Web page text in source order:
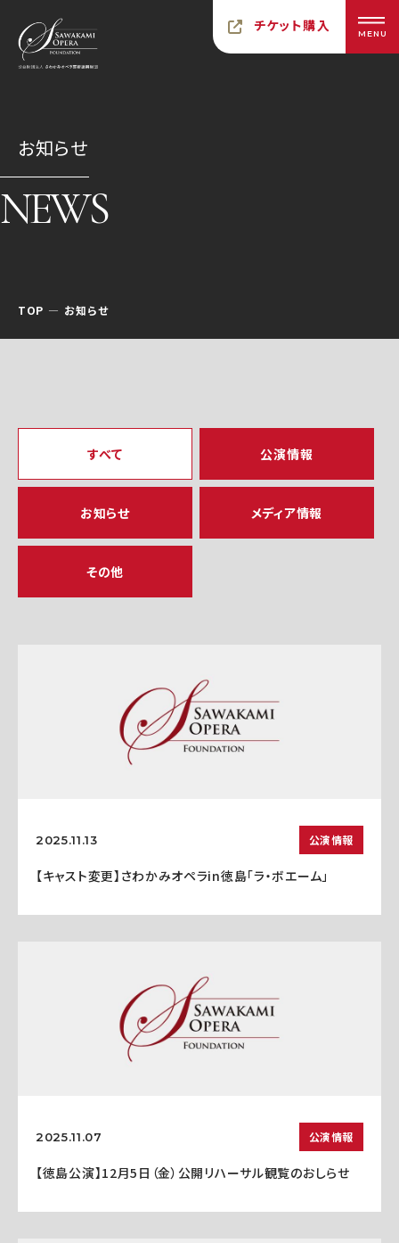
チケット購入 MENU
お知らせ
NEWS
TOP お知らせ
すべて 公演情報
お知らせ メディア情報
その他
2025.11.13 公演情報
【キャスト変更】さわかみオペラin徳島「ラ・ボエーム」
2025.11.07 公演情報
【徳島公演】12月5日（金）公開リハーサル観覧のおしらせ